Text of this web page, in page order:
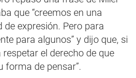
que “creemos en una
de expresión. Pero para
para algunos” y dijo que, si
respetar el derecho de que
forma de pensar”.